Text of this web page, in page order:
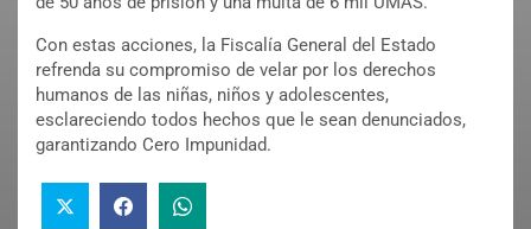
Con estas acciones, la Fiscalía General del Estado
refrenda su compromiso de velar por los derechos
humanos de las niñas, niños y adolescentes,
esclareciendo todos hechos que le sean denunciados,
garantizando Cero Impunidad.